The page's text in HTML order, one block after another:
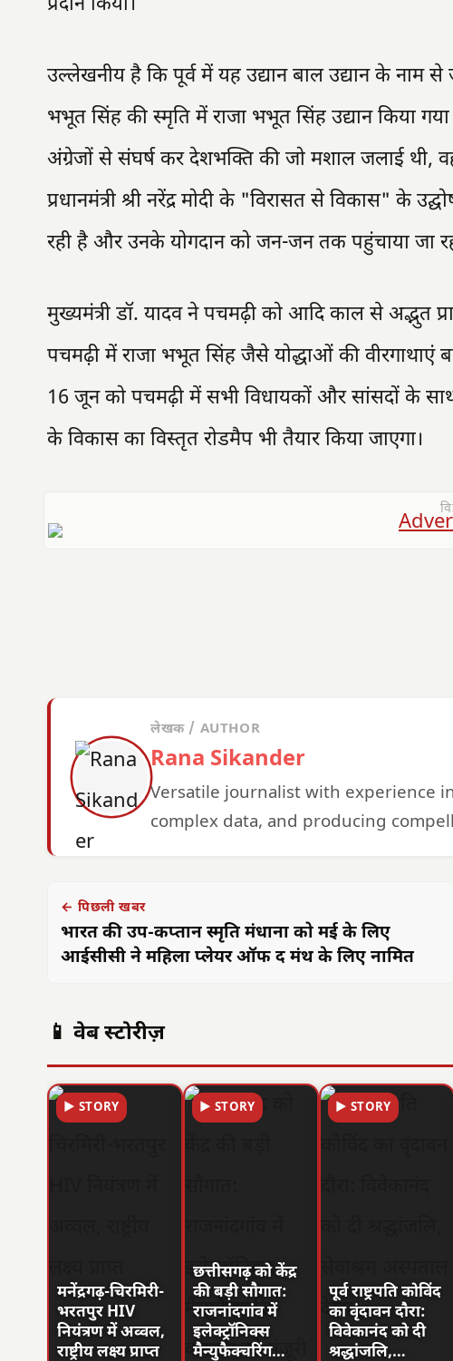
उल्लेखनीय है कि पूर्व में यह उद्यान बाल उद्यान के नाम से
भभूत सिंह की स्मृति में राजा भभूत सिंह उद्यान किया
अंग्रेजों से संघर्ष कर देशभक्ति की जो मशाल जलाई थी,
प्रधानमंत्री श्री नरेंद्र मोदी के "विरासत से विकास" के
रही है और उनके योगदान को जन-जन तक पहुंचाया जा
मुख्यमंत्री डॉ. यादव ने पचमढ़ी को आदि काल से अद्भुत
पचमढ़ी में राजा भभूत सिंह जैसे योद्धाओं की वीरगाथाएं
16 जून को पचमढ़ी में सभी विधायकों और सांसदों के
के विकास का विस्तृत रोडमैप भी तैयार किया जाएगा।
लेखक / AUTHOR
Rana Sikander
Versatile journalist with experience
complex data, and producing
← पिछली खबर
भारत की उप-कप्तान स्मृति मंधाना को मई के लिए
आईसीसी ने महिला प्लेयर ऑफ द मंथ के लिए नामित
📱 वेब स्टोरीज़
▶ STORY
मनेंद्रगढ़-चिरमिरी-
भरतपुर HIV
नियंत्रण में अव्वल,
राष्ट्रीय लक्ष्य प्राप्त
▶ STORY
छत्तीसगढ़ को केंद्र
की बड़ी सौगात:
राजनांदगांव में
इलेक्ट्रॉनिक्स
मैन्युफैक्चरिंग…
▶ STORY
पूर्व राष्ट्रपति कोविंद
का वृंदावन दौरा:
विवेकानंद को दी
श्रद्धांजलि,…